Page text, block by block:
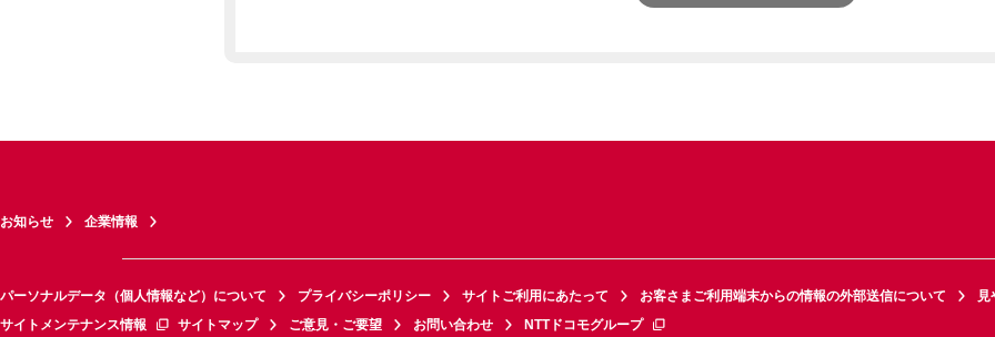
お知らせ 企業情報
パーソナルデータ（個人情報など）について プライバシーポリシー サイトご利用にあたって お客さまご利用端末からの情報の外部送信について
見
サイトメンテナンス情報
サイトマップ ご意見・ご要望 お問い合わせ NTTドコモグループ